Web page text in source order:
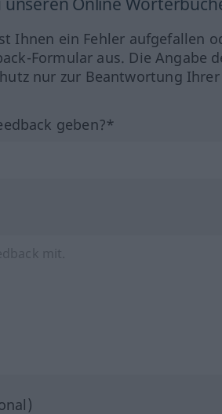
Ihnen ein Fehler aufgefallen
Formular aus. Die
nur zur Beantwortung Ihrer
geben?*